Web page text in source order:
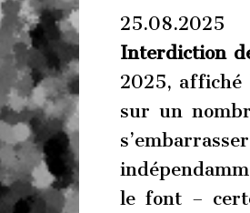
25.08.2025
Interdiction
2025,
sur un
le font –